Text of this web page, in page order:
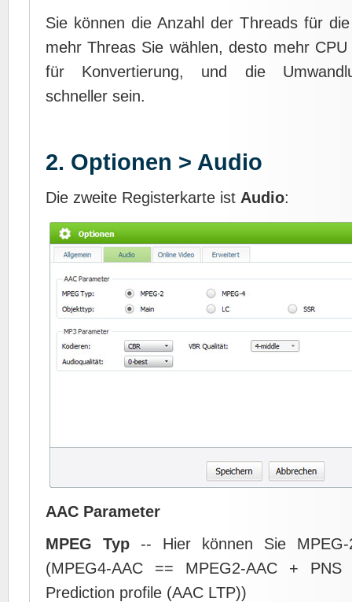
Sie können die Anzahl der Threads für
mehr Threas Sie wählen, desto mehr
für Konvertierung, und die
schneller sein.
2. Optionen > Audio
Die zweite Registerkarte ist Audio:
AAC Parameter
MPEG Typ -- Hier können Sie
(MPEG4-AAC == MPEG2-AAC +
Prediction profile (AAC LTP))